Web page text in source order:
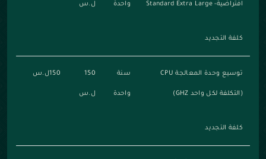
افتراضية- Standard Extra Large واحدة ل.س
كلفة التجديد
توسيع وحدة المعالجة CPU
(التكلفة لكل واحد GHZ)
سنة
واحدة
150
ل.س
150ل.س
كلفة التجديد